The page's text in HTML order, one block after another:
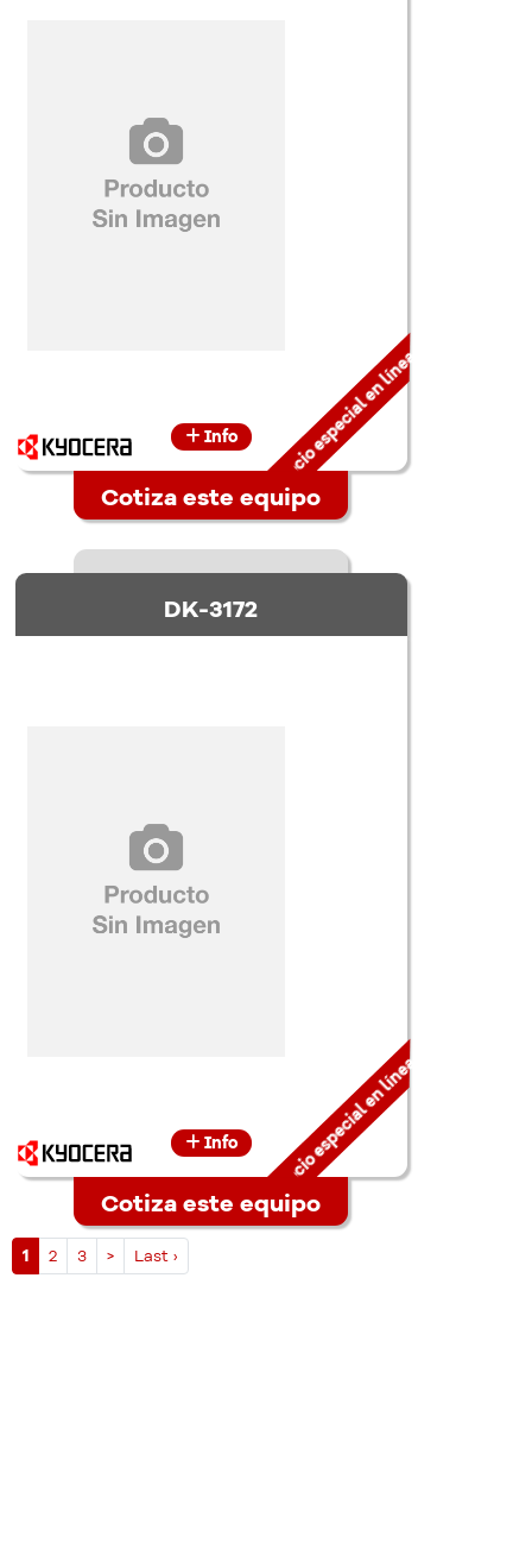
InfoPrecio especial en línea
Cotiza este equipo
DK-3172
InfoPrecio especial en línea
Cotiza este equipo
1 2 3 > Last ›